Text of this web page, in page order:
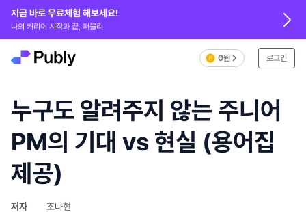
지금 바로 무료체험 해보세요!
나의 커리어 시작과 끝, 퍼블리
0원 로그인
누구도 알려주지 않는 주니어
PM의 기대 vs 현실 (용어집
제공)
저자 조나현